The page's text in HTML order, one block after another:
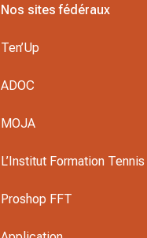
Nos sites fédéraux
Ten’Up
ADOC
MOJA
L’Institut Formation Tennis
Proshop FFT